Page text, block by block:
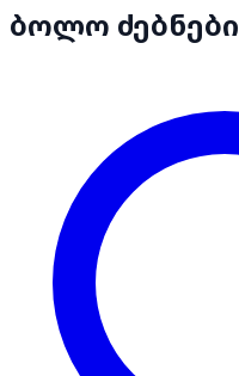
ბოლო ძებნები